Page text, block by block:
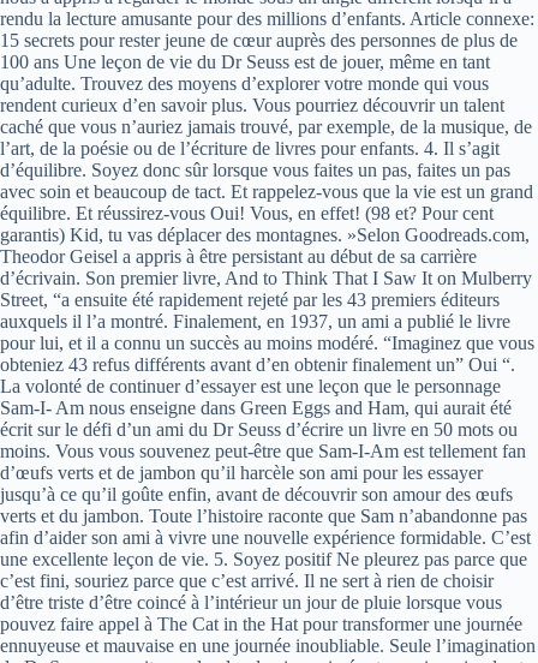
rendu la lecture amusante pour des millions d’enfants. Article connexe:
15 secrets pour rester jeune de cœur auprès des personnes de plus de
100 ans Une leçon de vie du Dr Seuss est de jouer, même en tant
qu’adulte. Trouvez des moyens d’explorer votre monde qui vous
rendent curieux d’en savoir plus. Vous pourriez découvrir un talent
caché que vous n’auriez jamais trouvé, par exemple, de la musique, de
l’art, de la poésie ou de l’écriture de livres pour enfants. 4. Il s’agit
d’équilibre. Soyez donc sûr lorsque vous faites un pas, faites un pas
avec soin et beaucoup de tact. Et rappelez-vous que la vie est un grand
équilibre. Et réussirez-vous Oui! Vous, en effet! (98 et? Pour cent
garantis) Kid, tu vas déplacer des montagnes. »Selon Goodreads.com,
Theodor Geisel a appris à être persistant au début de sa carrière
d’écrivain. Son premier livre, And to Think That I Saw It on Mulberry
Street, “a ensuite été rapidement rejeté par les 43 premiers éditeurs
auxquels il l’a montré. Finalement, en 1937, un ami a publié le livre
pour lui, et il a connu un succès au moins modéré. “Imaginez que vous
obteniez 43 refus différents avant d’en obtenir finalement un” Oui “.
La volonté de continuer d’essayer est une leçon que le personnage
Sam-I- Am nous enseigne dans Green Eggs and Ham, qui aurait été
écrit sur le défi d’un ami du Dr Seuss d’écrire un livre en 50 mots ou
moins. Vous vous souvenez peut-être que Sam-I-Am est tellement fan
d’œufs verts et de jambon qu’il harcèle son ami pour les essayer
jusqu’à ce qu’il goûte enfin, avant de découvrir son amour des œufs
verts et du jambon. Toute l’histoire raconte que Sam n’abandonne pas
afin d’aider son ami à vivre une nouvelle expérience formidable. C’est
une excellente leçon de vie. 5. Soyez positif Ne pleurez pas parce que
c’est fini, souriez parce que c’est arrivé. Il ne sert à rien de choisir
d’être triste d’être coincé à l’intérieur un jour de pluie lorsque vous
pouvez faire appel à The Cat in the Hat pour transformer une journée
ennuyeuse et mauvaise en une journée inoubliable. Seule l’imagination